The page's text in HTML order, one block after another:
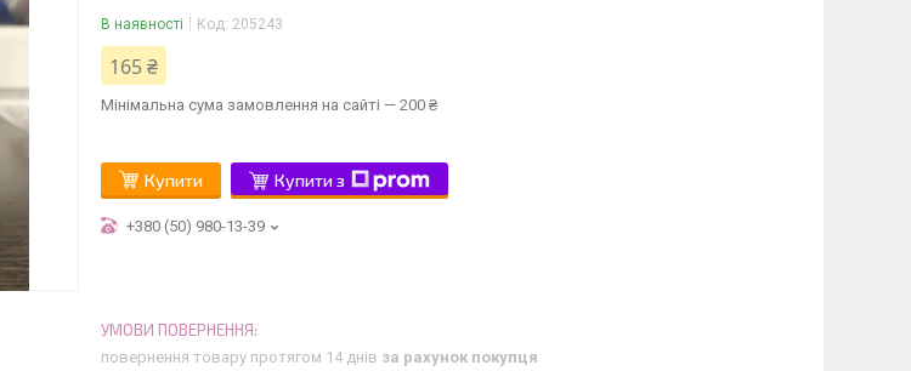
В наявності Код: 205243
165 ₴
Мінімальна сума замовлення на сайті — 200 ₴
Купити Купити з
+380 (50) 980-13-39
повернення товару протягом 14 днів за рахунок покупця